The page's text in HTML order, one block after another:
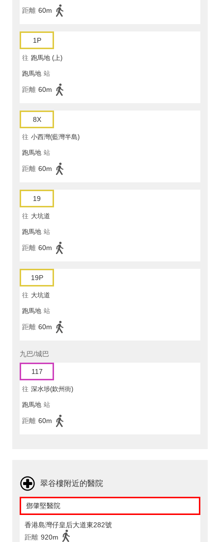
距離 60m
1P
往 跑馬地 (上)
跑馬地 站
距離 60m
8X
往 小西灣(藍灣半島)
跑馬地 站
距離 60m
19
往 大坑道
跑馬地 站
距離 60m
19P
往 大坑道
跑馬地 站
距離 60m
九巴/城巴
117
往 深水埗(欽州街)
跑馬地 站
距離 60m
翠谷樓附近的醫院
鄧肇堅醫院
香港島灣仔皇后大道東282號
距離 920m